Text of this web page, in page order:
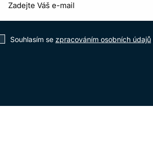
Souhlasím se zpracováním osobních údajů